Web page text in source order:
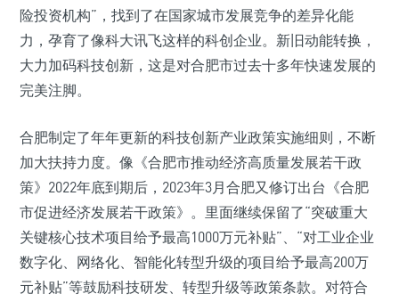
险投资机构”，找到了在国家城市发展竞争的差异化能
力，孕育了像科大讯飞这样的科创企业。新旧动能转换，
大力加码科技创新，这是对合肥市过去十多年快速发展的
完美注脚。
合肥制定了年年更新的科技创新产业政策实施细则，不断
加大扶持力度。像《合肥市推动经济高质量发展若干政
策》2022年底到期后，2023年3月合肥又修订出台《合肥
市促进经济发展若干政策》。里面继续保留了“突破重大
关键核心技术项目给予最高1000万元补贴”、“对工业企业
数字化、网络化、智能化转型升级的项目给予最高200万
元补贴”等鼓励科技研发、转型升级等政策条款。对符合